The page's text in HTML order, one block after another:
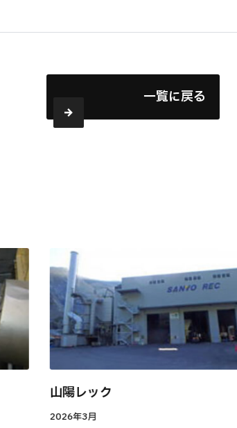
一覧に戻る
山陽レック
2026年3月